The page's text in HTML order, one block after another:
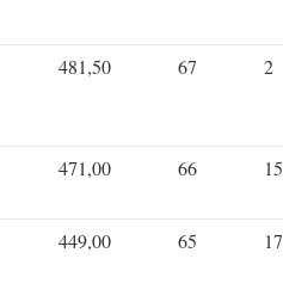
481,50 67 2
471,00 66 15
449,00 65 17